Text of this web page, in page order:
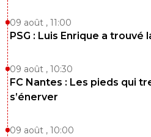
09 août , 11:00
PSG : Luis Enrique a
09 août , 10:30
FC Nantes : Les pieds qui
s’énerver
09 août , 10:00